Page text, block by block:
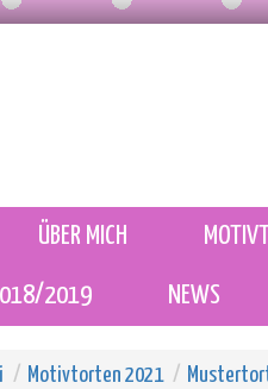
ÜBER MICH
2019 NEWS
Motivtorten 2021